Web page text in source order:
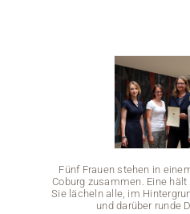
Stellenangebote
Veranstaltungen
Fünf Frauen stehen in
Coburg zusammen. Eine
Sie lächeln alle, im
und darüber runde